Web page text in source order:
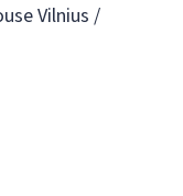
Vilnius /